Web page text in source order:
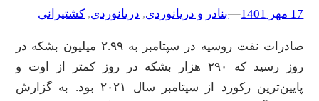
17 مهر 1401 –
–بنادر و دریانوردی, دریانوردی, کشتیرانی
صادرات نفت روسیه در سپتامبر به ۲.۹۹ میلیون بشکه در
روز رسید که ۲۹۰ هزار بشکه در روز کمتر از اوت و
پایین‌ترین رکورد از سپتامبر سال ۲۰۲۱ بود. به گزارش